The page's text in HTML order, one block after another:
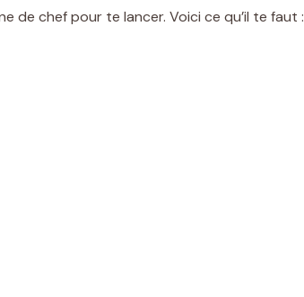
de chef pour te lancer. Voici ce qu’il te faut :